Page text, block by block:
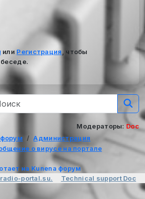
или Регистрация
, чтобы
Модераторы: Doc
Администрация
о вирусе на портале
на Kunena форум
portal.su. Technical support Doc